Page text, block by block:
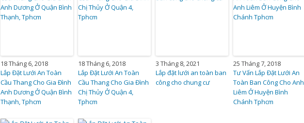
18 Tháng 6, 2018
Lắp Đặt Lưới An Toàn
Cầu Thang Cho Gia Đình
Anh Dương Ở Quận Bình
Thạnh, Tphcm
18 Tháng 6, 2018
Lắp Đặt Lưới An Toàn
Cầu Thang Cho Gia Đình
Chị Thủy Ở Quận 4,
Tphcm
3 Tháng 8, 2021
Lắp đặt lưới an toàn ban
công cho chung cư
25 Tháng 7, 2018
Tư Vấn Lắp Đặt Lưới An
Toàn Ban Công Cho Anh
Liêm Ở Huyện Bình
Chánh Tphcm